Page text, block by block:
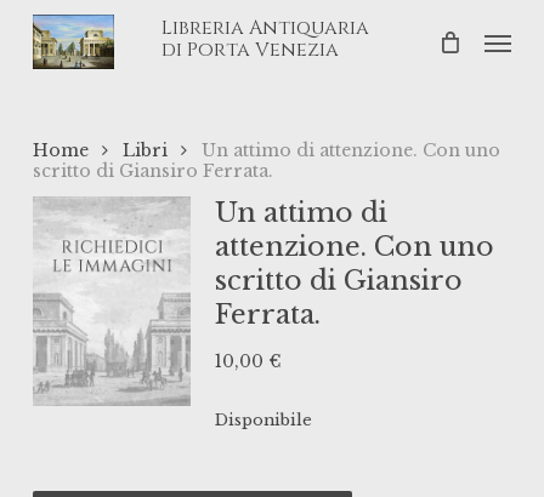
Skip
Libreria Antiquaria
di Porta Venezia
Home Libri
Un attimo di attenzione. Con uno
scritto di Giansiro Ferrata.
Un attimo di
attenzione. Con uno
scritto di Giansiro
Ferrata.
10,00 €
Disponibile